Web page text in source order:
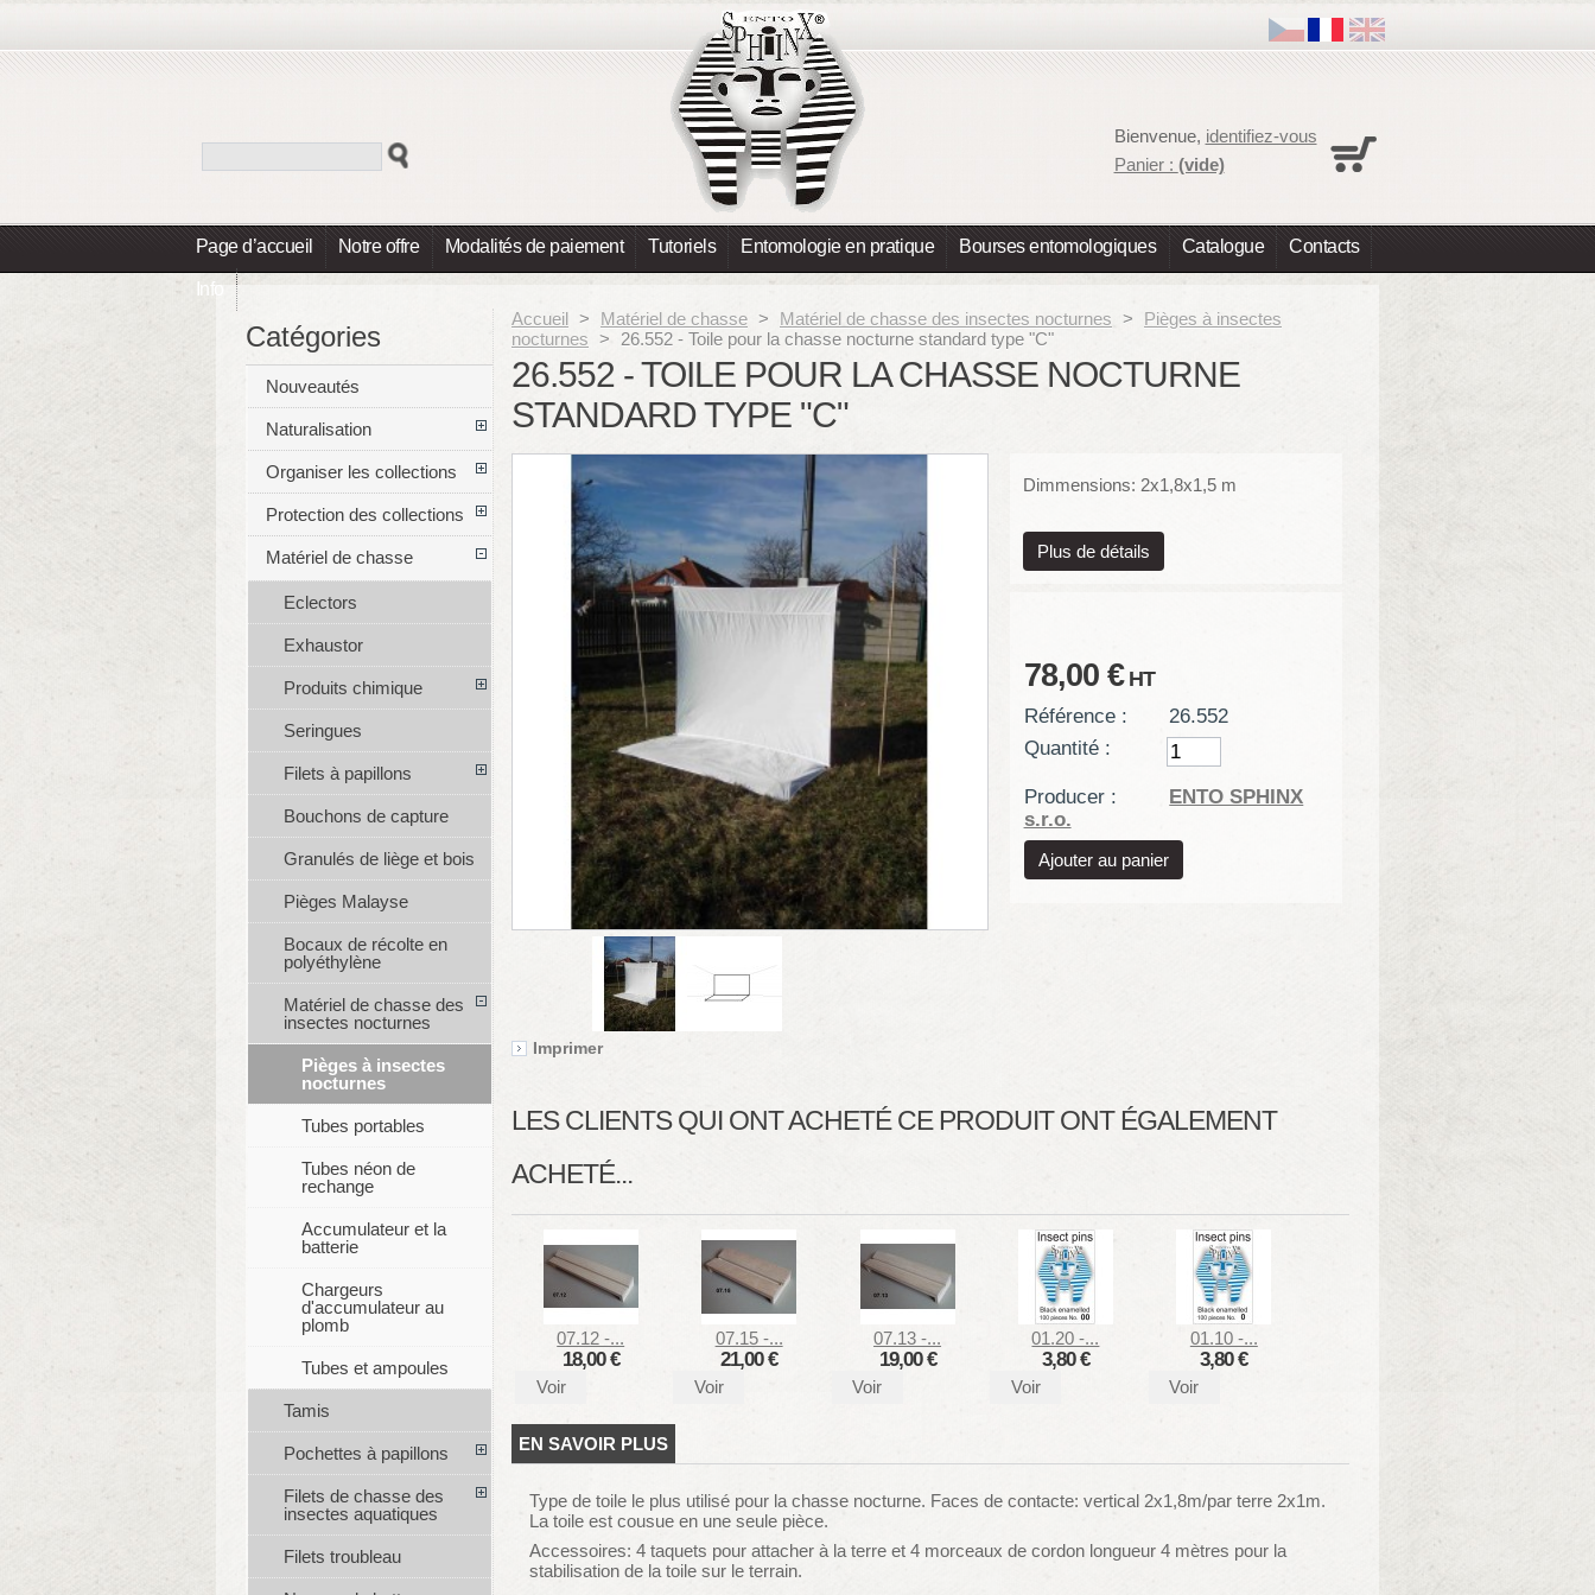
Page d’accueil Notre offre Modalités de paiement Tutoriels Entomologie en pratique Bourses entomologiques Catalogue Contacts
Info
Bienvenue, identifiez-vous
Panier : (vide)
Accueil > Matériel de chasse > Matériel de chasse des insectes nocturnes >
Pièges à insectes
nocturnes > 26.552 - Toile pour la chasse nocturne standard type "C"
26.552 - TOILE POUR LA CHASSE NOCTURNE
STANDARD TYPE "C"
Imprimer
Dimmensions: 2x1,8x1,5 m
Plus de détails
78,00 €HT
Référence :
26.552
Quantité :
Producer :
ENTO SPHINX
s.r.o.
LES CLIENTS QUI ONT ACHETÉ CE PRODUIT ONT ÉGALEMENT
ACHETÉ...
07.12 -...
18,00 €
Voir
07.15 -...
21,00 €
Voir
07.13 -...
19,00 €
Voir
01.20 -...
3,80 €
Voir
01.10 -...
3,80 €
Voir
EN SAVOIR PLUS
Type de toile le plus utilisé pour la chasse nocturne. Faces de contacte: vertical 2x1,8m/par terre 2x1m.
La toile est cousue en une seule pièce.
Accessoires: 4 taquets pour attacher à la terre et 4 morceaux de cordon longueur 4 mètres pour la
stabilisation de la toile sur le terrain.
Catégories
Nouveautés
Naturalisation
Organiser les collections
Protection des collections
Matériel de chasse
Eclectors
Exhaustor
Produits chimique
Seringues
Filets à papillons
Bouchons de capture
Granulés de liège et bois
Pièges Malayse
Bocaux de récolte en
polyéthylène
Matériel de chasse des
insectes nocturnes
Pièges à insectes
nocturnes
Tubes portables
Tubes néon de
rechange
Accumulateur et la
batterie
Chargeurs
d'accumulateur au
plomb
Tubes et ampoules
Tamis
Pochettes à papillons
Filets de chasse des
insectes aquatiques
Filets troubleau
Aucun produit
Total 0,00 €
Les prix sont HT